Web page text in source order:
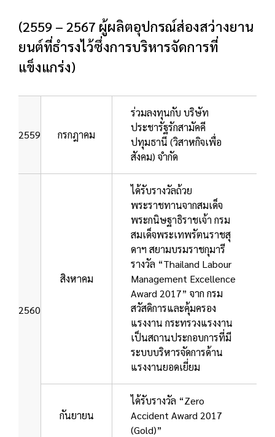
(2559 – 2567 ผู้ผลิตอุปกรณ์ส่องสว่างยาน
ยนต์ที่ธำรงไว้ซึ่งการบริหารจัดการที่
แข็งแกร่ง)
2559 กรกฎาคม
ร่วมลงทุนกับ บริษัท
ประชารัฐรักสามัคคี
ปทุมธานี (วิสาหกิจเพื่อ
สังคม) จำกัด
2560
สิงหาคม
ได้รับรางวัลถ้วย
พระราชทานจากสมเด็จ
พระกนิษฐาธิราชเจ้า กรม
สมเด็จพระเทพรัตนราชสุ
ดาฯ สยามบรมราชกุมารี
รางวัล “Thailand Labour
Management Excellence
Award 2017” จาก กรม
สวัสดิการและคุ้มครอง
แรงงาน กระทรวงแรงงาน
เป็นสถานประกอบการที่มี
ระบบบริหารจัดการด้าน
แรงงานยอดเยี่ยม
กันยายน
ได้รับรางวัล “Zero
Accident Award 2017
(Gold)”